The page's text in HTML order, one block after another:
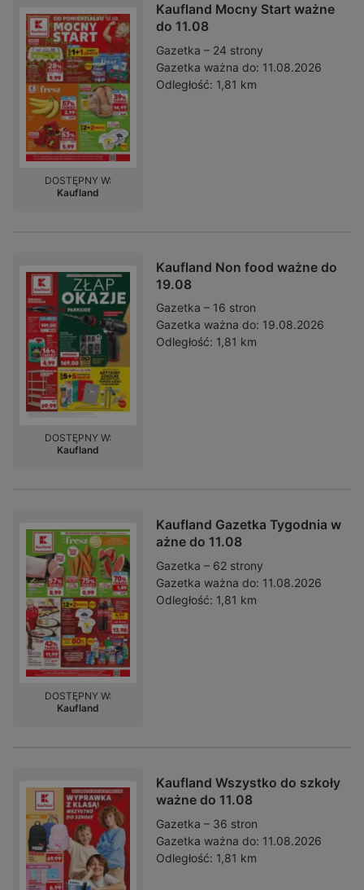
Kaufland Mocny Start ważne
do 11.08
Gazetka – 24 strony
Gazetka ważna do: 11.08.2026
Odległość: 1,81 km
DOSTĘPNY W:
Kaufland
Kaufland Non food ważne do
19.08
Gazetka – 16 stron
Gazetka ważna do: 19.08.2026
Odległość: 1,81 km
DOSTĘPNY W:
Kaufland
Kaufland Gazetka Tygodnia w
ażne do 11.08
Gazetka – 62 strony
Gazetka ważna do: 11.08.2026
Odległość: 1,81 km
DOSTĘPNY W:
Kaufland
Kaufland Wszystko do szkoły
ważne do 11.08
Gazetka – 36 stron
Gazetka ważna do: 11.08.2026
Odległość: 1,81 km